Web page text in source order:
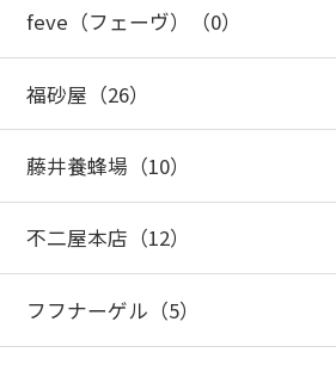
feve（フェーヴ） （0）
福砂屋 （26）
藤井養蜂場 （10）
不二屋本店 （12）
フフナーゲル （5）